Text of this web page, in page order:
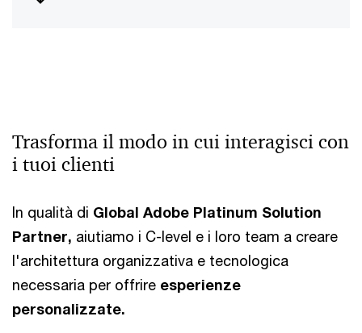
Trasforma il modo in cui interagisci con
i tuoi clienti
In qualità di Global Adobe Platinum Solution
Partner, aiutiamo i C-level e i loro team a creare
l'architettura organizzativa e tecnologica
necessaria per offrire esperienze
personalizzate.